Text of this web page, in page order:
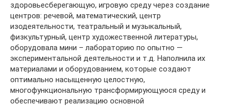
здоровьесберегающую, игровую среду через создание
центров: речевой, математический, центр
изодеятельности, театральный и музыкальный,
физкультурный, центр художественной литературы,
оборудовала мини – лабораторию по опытно —
экспериментальной деятельности и т.д. Наполнила их
материалами и оборудованием, которые создают
оптимально насыщенную целостную,
многофункциональную трансформирующуюся среду и
обеспечивают реализацию основной